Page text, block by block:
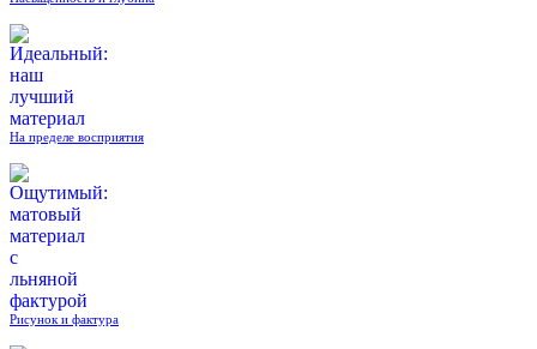
На пределе восприятия
Рисунок и фактура